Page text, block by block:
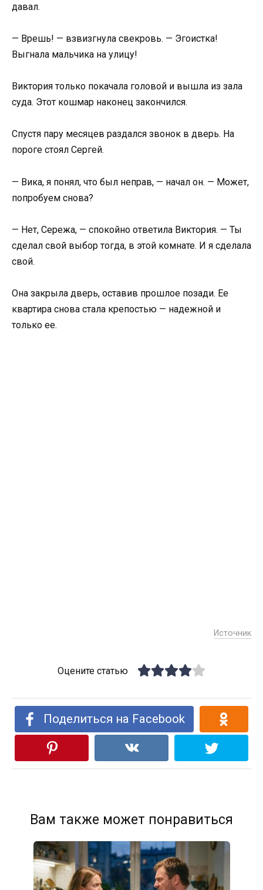
давал.
— Врешь! — взвизгнула свекровь. — Эгоистка!
Выгнала мальчика на улицу!
Виктория только покачала головой и вышла из зала
суда. Этот кошмар наконец закончился.
Спустя пару месяцев раздался звонок в дверь. На
пороге стоял Сергей.
— Вика, я понял, что был неправ, — начал он. — Может,
попробуем снова?
— Нет, Сережа, — спокойно ответила Виктория. — Ты
сделал свой выбор тогда, в этой комнате. И я сделала
свой.
Она закрыла дверь, оставив прошлое позади. Ее
квартира снова стала крепостью — надежной и
только ее.
Источник
Оцените статью
Поделиться на Facebook
Вам также может понравиться